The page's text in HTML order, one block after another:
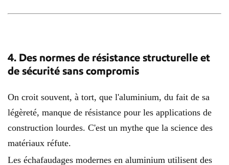
4. Des normes de résistance structurelle et
de sécurité sans compromis
On croit souvent, à tort, que l'aluminium, du fait de sa
légèreté, manque de résistance pour les applications de
construction lourdes. C'est un mythe que la science des
matériaux réfute.
Les échafaudages modernes en aluminium utilisent des